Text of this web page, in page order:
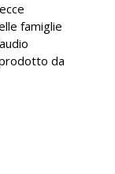
famiglie
da